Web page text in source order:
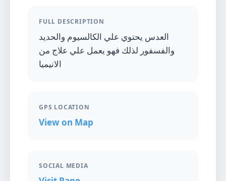
FULL DESCRIPTION
العدس يحتوي علي الكالسيوم والحديد
والفسفور لذلك فهو يعمل علي علاج من
الانيميا
GPS LOCATION
View on Map
SOCIAL MEDIA